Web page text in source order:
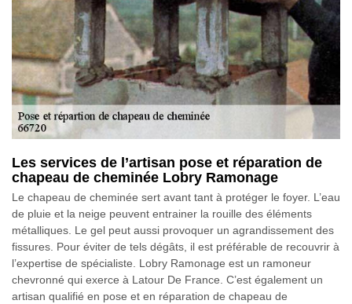
Les services de l’artisan pose et réparation de
chapeau de cheminée Lobry Ramonage
Le chapeau de cheminée sert avant tant à protéger le foyer. L’eau
de pluie et la neige peuvent entrainer la rouille des éléments
métalliques. Le gel peut aussi provoquer un agrandissement des
fissures. Pour éviter de tels dégâts, il est préférable de recouvrir à
l’expertise de spécialiste. Lobry Ramonage est un ramoneur
chevronné qui exerce à Latour De France. C’est également un
artisan qualifié en pose et en réparation de chapeau de